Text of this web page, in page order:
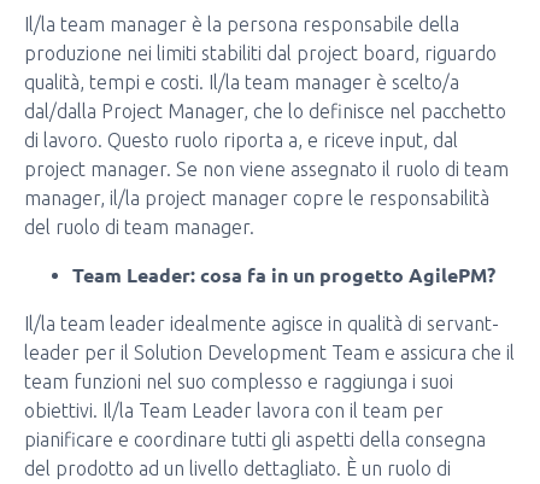
Il/la team manager è la persona responsabile della
produzione nei limiti stabiliti dal project board, riguardo
qualità, tempi e costi. Il/la team manager è scelto/a
dal/dalla Project Manager, che lo definisce nel pacchetto
di lavoro. Questo ruolo riporta a, e riceve input, dal
project manager. Se non viene assegnato il ruolo di team
manager, il/la project manager copre le responsabilità
del ruolo di team manager.
Team Leader: cosa fa in un progetto AgilePM?
Il/la team leader idealmente agisce in qualità di servant-
leader per il Solution Development Team e assicura che il
team funzioni nel suo complesso e raggiunga i suoi
obiettivi. Il/la Team Leader lavora con il team per
pianificare e coordinare tutti gli aspetti della consegna
del prodotto ad un livello dettagliato. È un ruolo di